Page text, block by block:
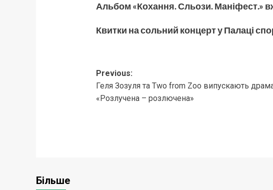
Альбом «Кохання. Сльози. Маніфест.»
Квитки на сольний концерт у Палаці
Post
navigation
Previous:
Геля Зозуля та Two from Zoo випускають
«Розлучена – розлючена»
Більше